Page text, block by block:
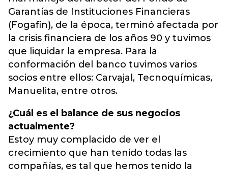
Garantías de Instituciones Financieras
(Fogafin), de la época, terminó afectada por
la crisis financiera de los años 90 y tuvimos
que liquidar la empresa. Para la
conformación del banco tuvimos varios
socios entre ellos: Carvajal, Tecnoquímicas,
Manuelita, entre otros.
¿Cuál es el balance de sus negocios
actualmente?
Estoy muy complacido de ver el
crecimiento que han tenido todas las
compañías, es tal que hemos tenido la